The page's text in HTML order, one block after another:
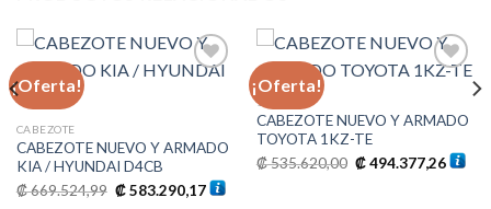
¡Oferta!
lista de
CABEZOTE
CABEZOTE NUEVO Y ARMADO
KIA / HYUNDAI D4CB
₡669.524,99 El
precio
₡583.290,17El
precio
¡Oferta!
Añadir
lista de
deseos
1KZ-TE
CABEZOTE NUEVO Y ARMADO
TOYOTA 1KZ-TE
₡535.620,00 El
precio
₡494.377,26El
precio